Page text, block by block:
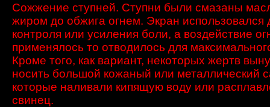
Сожжение ступней. Ступни были смазаны м
жиром до обжига огнем. Экран использовался
контроля или усиления боли, а воздействие
применялось то отводилось для
Кроме того, как вариант, некоторых жертв
носить большой кожаный или металлический
которые наливали кипящую воду или
свинец.